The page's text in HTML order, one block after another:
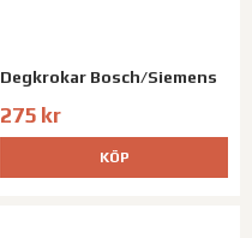
Degkrokar Bosch/Siemens
275 kr
KÖP